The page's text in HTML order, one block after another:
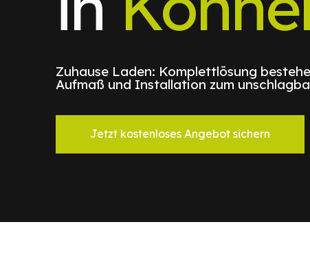
Zuhause Laden: Komplettlösung
Aufmaß und Installation zum
Jetzt kostenloses Angebot sichern